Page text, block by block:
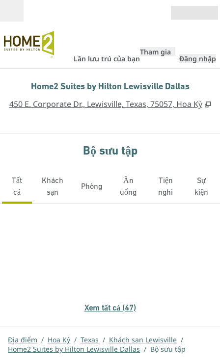
Lần lưu trú của bạn
Tham gia
Đăng nhập
Home2 Suites by Hilton Lewisville Dallas
450 E. Corporate Dr., Lewisville, Texas, 75057, Hoa Kỳ ,
Bộ sưu tập
Tất
cả
Khách
sạn
Phòng
Ăn
uống
Tiện
nghi
Sự
kiện
Xem tất cả (47)
Địa điểm / Hoa Kỳ / Texas / Khách sạn Lewisville /
Home2 Suites by Hilton Lewisville Dallas / Bộ sưu tập